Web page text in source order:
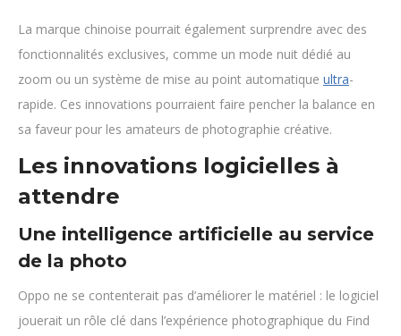
La marque chinoise pourrait également surprendre avec des
fonctionnalités exclusives, comme un mode nuit dédié au
zoom ou un système de mise au point automatique ultra-
rapide. Ces innovations pourraient faire pencher la balance en
sa faveur pour les amateurs de photographie créative.
Les innovations logicielles à
attendre
Une intelligence artificielle au service
de la photo
Oppo ne se contenterait pas d’améliorer le matériel : le logiciel
jouerait un rôle clé dans l’expérience photographique du Find